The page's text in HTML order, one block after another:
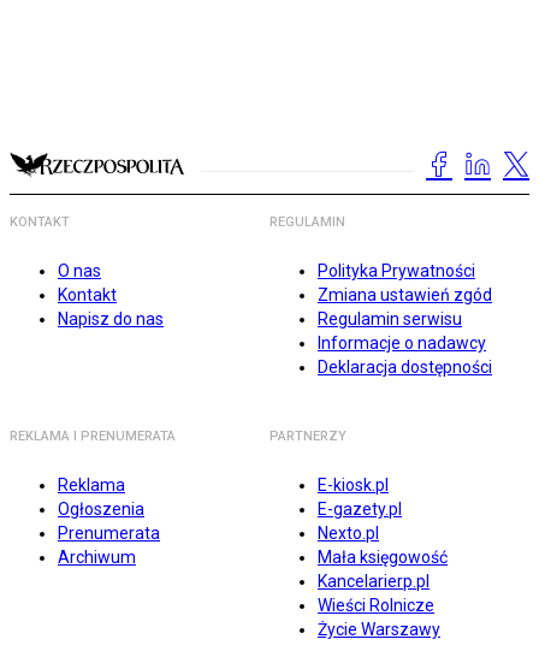
KONTAKT
O nas
Kontakt
Napisz do nas
REGULAMIN
Polityka Prywatności
Zmiana ustawień zgód
Regulamin serwisu
Informacje o nadawcy
Deklaracja dostępności
REKLAMA I PRENUMERATA
Reklama
Ogłoszenia
Prenumerata
Archiwum
PARTNERZY
E-kiosk.pl
E-gazety.pl
Nexto.pl
Mała księgowość
Kancelarierp.pl
Wieści Rolnicze
Życie Warszawy